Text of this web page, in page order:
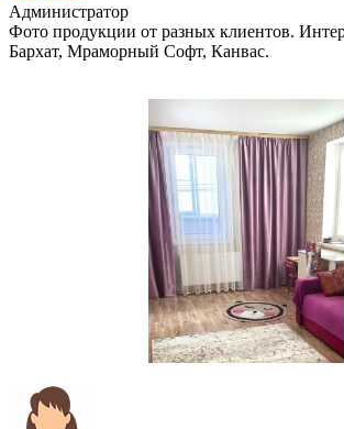
Администратор
Фото продукции от разных клиентов.
Бархат, Мраморный Софт, Канвас.